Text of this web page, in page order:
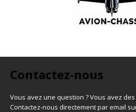
Contactez-nous
Vous avez une question ? Vous avez
Contactez-nous directement par email